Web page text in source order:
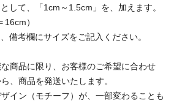
して、「1cm～1.5cm」を、加えます。
16cm）
備考欄にサイズをご記入ください。
商品に限り、お客様のご希望に合わせ
、商品を発送いたします。
イン（モチーフ）が、一部変わることも